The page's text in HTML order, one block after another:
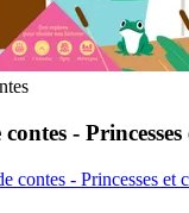
-
contes - Princesses et